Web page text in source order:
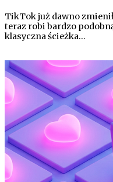
TikTok już dawno
teraz robi bardzo
klasyczna ścieżka…